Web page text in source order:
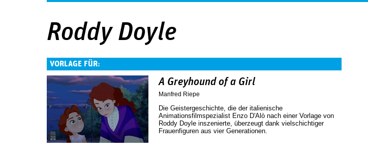
Roddy Doyle
VORLAGE FÜR:
A Greyhound of a Girl
Manfred Riepe
Die Geistergeschichte, die der italienische
Animationsfilmspezialist Enzo D'Alò nach einer Vorlage von
Roddy Doyle inszenierte, überzeugt dank vielschichtiger
Frauenfiguren aus vier Generationen.